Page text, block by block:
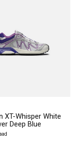
XT-Whisper White
Deep Blue